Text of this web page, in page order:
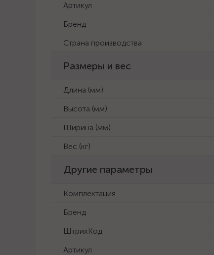
Артикул
Бренд
Страна производства
Размеры и вес
Длина (мм)
Высота (мм)
Ширина (мм)
Вес (кг)
Другие параметры
Комплектация
Бренд
ШтрихКод
Артикул